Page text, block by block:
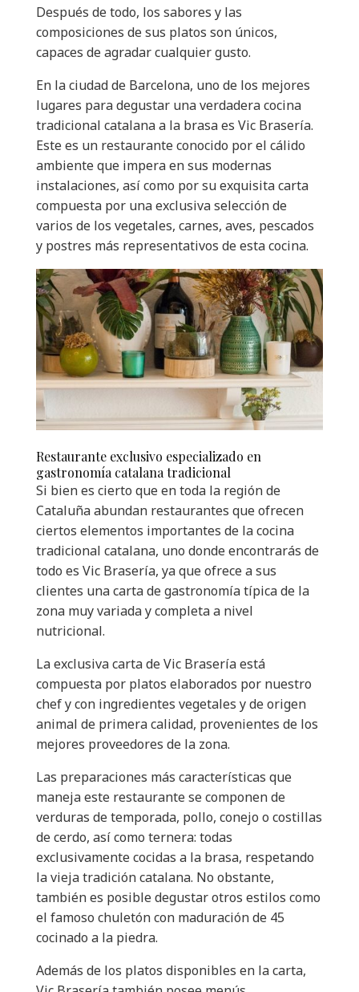
Después de todo, los sabores y las
composiciones de sus platos son únicos,
capaces deagradar cualquier gusto.
En la ciudad de Barcelona, uno de los mejores
lugares para degustar una verdadera cocina
tradicional catalana a la brasa es Vic Brasería.
Este es un restaurante conocido por el cálido
ambiente que impera en sus modernas
instalaciones, así como por su exquisita carta
compuesta por una exclusiva selección de
varios de los vegetales, carnes, aves, pescados
y postres más representativos de esta cocina.
Restaurante exclusivo especializado en
gastronomíacatalana tradicional
Si bien es cierto que en toda la región de
Cataluña abundan restaurantes que ofrecen
ciertos elementos importantes de la cocina
tradicional catalana, uno donde encontrarás de
todo es Vic Brasería, ya que ofrece a sus
clientes una carta de gastronomía típica de la
zona muy variada y completa a nivel
nutricional.
La exclusiva carta de Vic Brasería está
compuesta por platos elaborados por nuestro
chef y con ingredientes vegetales y de origen
animal de primera calidad, provenientes de los
mejores proveedores de la zona.
Las preparaciones más características que
maneja este restaurante se componen de
verduras de temporada, pollo, conejo o costillas
de cerdo, así como ternera: todas
exclusivamente cocidas a la brasa, respetando
la vieja tradición catalana. No obstante,
también es posible degustar otros estilos como
el famoso chuletón con maduración de 45
cocinado a la piedra.
Además de los platos disponibles en la carta,